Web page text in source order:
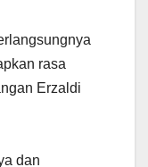
rasa
Erzaldi
dan